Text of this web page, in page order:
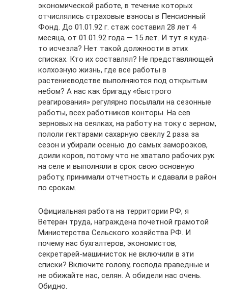
экономической работе, в течение которых
отчислялись страховые взносы в Пенсионный
Фонд. До 01.01.92 г. стаж составил 28 лет 4
месяца, от 01.01.92 года — 15 лет. И тут я куда-
то исчезла? Нет такой должности в этих
списках. Кто их составлял? Не представляющей
колхозную жизнь, где все работы в
растениеводстве выполняются под открытым
небом? А нас как бригаду «быстрого
реагирования» регулярно посылали на сезонные
работы, всех работников конторы. На сев
зерновых на сеялках, на работу на току с зерном,
пололи гектарами сахарную свеклу 2 раза за
сезон и убирали осенью до самых заморозков,
доили коров, потому что не хватало рабочих рук
на селе и выполняли в срок свою основную
работу, принимали отчетность и сдавали в район
по срокам.
Официальная работа на территории РФ, я
Ветеран труда, награждена почетной грамотой
Министерства Сельского хозяйства РФ. И
почему нас бухгалтеров, экономистов,
секретарей-машинисток не включили в эти
списки? Включите голову, господа праведные и
не обижайте нас, селян. А обидели нас очень.
Обидно.